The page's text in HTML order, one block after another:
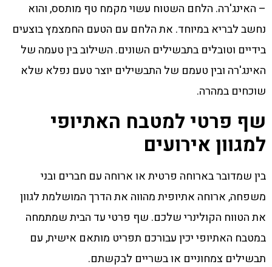
– האינג'רה. הלחם השטוח עשוי מקמח טף מותסס, והוא
נחשב לבריא במיוחד. את הלחם עם הטעם החמצמץ בוצעים
בידיים וטובלים בתבשילים השונים. השילוב בין טעמה של
האינג'רה ובין טעמם של התבשילים יוצר טעם נפלא שלא
שוכחים במהרה.
שף פרטי למטבח האתיופי
למגוון אירועים
בין שמדובר בארוחה פרטית או ארוחה עם חברים ובני
משפחה, ארוחה אתיופית מהווה את הדרך המושלמת לגוון
את הטווח הקולינרי שלכם. שף פרטי עד הבית שמתמחה
במטבח האתיופי יכין עבורכם תפריט מותאם אישית, עם
תבשילים צמחוניים או בשריים לבקשתם.